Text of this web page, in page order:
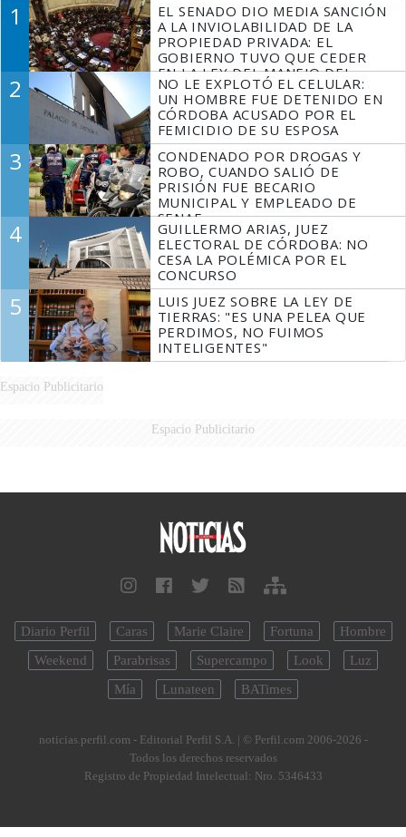
1
EL SENADO DIO MEDIA SANCIÓN
A LA INVIOLABILIDAD DE LA
PROPIEDAD PRIVADA: EL
GOBIERNO TUVO QUE CEDER
EN LA LEY DEL MANEJO DEL
FUEGO
2
NO LE EXPLOTÓ EL CELULAR:
UN HOMBRE FUE DETENIDO EN
CÓRDOBA ACUSADO POR EL
FEMICIDIO DE SU ESPOSA
3
CONDENADO POR DROGAS Y
ROBO, CUANDO SALIÓ DE
PRISIÓN FUE BECARIO
MUNICIPAL Y EMPLEADO DE
SENAF
4
GUILLERMO ARIAS, JUEZ
ELECTORAL DE CÓRDOBA: NO
CESA LA POLÉMICA POR EL
CONCURSO
5
LUIS JUEZ SOBRE LA LEY DE
TIERRAS: "ES UNA PELEA QUE
PERDIMOS, NO FUIMOS
INTELIGENTES"
Espacio Publicitario
Espacio Publicitario
Diario Perfil Caras Marie Claire Fortuna
Hombre
Weekend
Parabrisas Supercampo Look
Luz
Mía
Lunateen BATimes
noticias.perfil.com - Editorial Perfil S.A. | © Perfil.com 2006-2026 -
Todos los derechos reservados
Registro de Propiedad Intelectual: Nro. 5346433